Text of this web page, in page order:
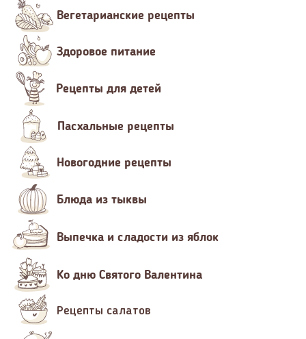
Вегетарианские рецепты
Здоровое питание
Рецепты для детей
Пасхальные рецепты
Новогодние рецепты
Блюда из тыквы
Выпечка и сладости из яблок
Ко дню Святого Валентина
Рецепты салатов